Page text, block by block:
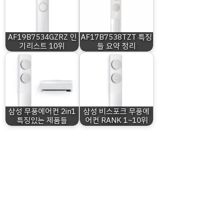
AF19B7534GZRZ 인
기리스트 10위
AF17B7538TZT 특징
들 요약 정리
삼성 무풍에어컨 2in1
특징있는 제품들
삼성 비스포크 무풍에
어컨 RANK 1~10위